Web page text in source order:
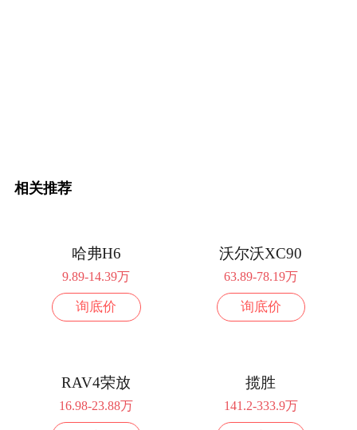
相关推荐
哈弗H6
9.89-14.39万
询底价
沃尔沃XC90
63.89-78.19万
询底价
RAV4荣放
16.98-23.88万
揽胜
141.2-333.9万